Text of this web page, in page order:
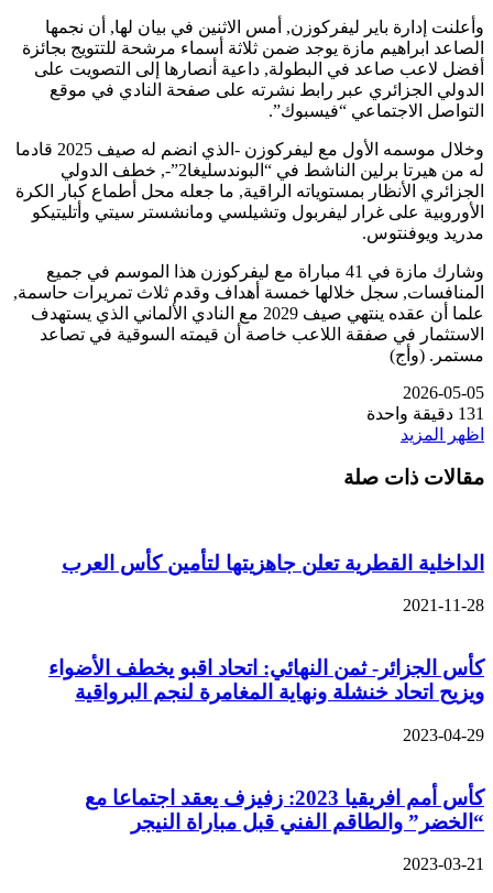
وأعلنت إدارة باير ليفركوزن, أمس الاثنين في بيان لها, أن نجمها
الصاعد ابراهيم مازة يوجد ضمن ثلاثة أسماء مرشحة للتتويج بجائزة
أفضل لاعب صاعد في البطولة, داعية أنصارها إلى التصويت على
الدولي الجزائري عبر رابط نشرته على صفحة النادي في موقع
التواصل الاجتماعي “فيسبوك”.
وخلال موسمه الأول مع ليفركوزن -الذي انضم له صيف 2025 قادما
له من هيرتا برلين الناشط في “البوندسليغا2”-, خطف الدولي
الجزائري الأنظار بمستوياته الراقية, ما جعله محل أطماع كبار الكرة
الأوروبية على غرار ليفربول وتشيلسي ومانشستر سيتي وأتليتيكو
مدريد ويوفنتوس.
وشارك مازة في 41 مباراة مع ليفركوزن هذا الموسم في جميع
المنافسات, سجل خلالها خمسة أهداف وقدم ثلاث تمريرات حاسمة,
علما أن عقده ينتهي صيف 2029 مع النادي الألماني الذي يستهدف
الاستثمار في صفقة اللاعب خاصة أن قيمته السوقية في تصاعد
مستمر. (وأج)
2026-05-05
131 دقيقة واحدة
اظهر المزيد
مقالات ذات صلة
الداخلية القطرية تعلن جاهزيتها لتأمين كأس العرب
2021-11-28
كأس الجزائر- ثمن النهائي: اتحاد اقبو يخطف الأضواء
ويزيح اتحاد خنشلة ونهاية المغامرة لنجم البرواقية
2023-04-29
كأس أمم افريقيا 2023: زفيزف يعقد اجتماعا مع
“الخضر” والطاقم الفني قبل مباراة النيجر
2023-03-21